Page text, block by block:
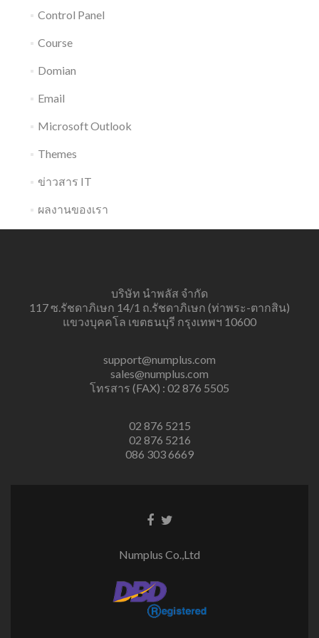
Control Panel
Course
Domian
Email
Microsoft Outlook
Themes
ข่าวสาร IT
ผลงานของเรา
บริษัท นำพลัส จำกัด
117 ซ.รัชดาภิเษก 14/1 ถ.รัชดาภิเษก (ท่าพระ-ตากสิน)
แขวงบุคคโล เขตธนบุรี กรุงเทพฯ 10600
support@numplus.com
sales@numplus.com
โทรสาร (FAX) : 02 876 5505
02 876 5215
02 876 5216
086 303 6669
Facebook
Twitter
Numplus Co.,Ltd